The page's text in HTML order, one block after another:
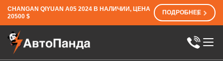
CHANGAN QIYUAN A05 2024 В НАЛИЧИИ, ЦЕНА
20500 $
ПОДРОБНЕЕ